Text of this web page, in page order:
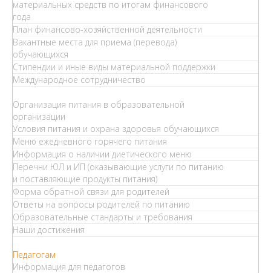
материальных средств по итогам финансового
года
План финансово-хозяйственной деятельности
Вакантные места для приема (перевода)
обучающихся
Стипендии и иные виды материальной поддержки
Международное сотрудничество
Организация питания в образовательной
организации
Условия питания и охрана здоровья обучающихся
Меню ежедневного горячего питания
Информация о наличии диетического меню
Перечни ЮЛ и ИП (оказывающие услуги по питанию
и поставляющие продукты питания)
Форма обратной связи для родителей
Ответы на вопросы родителей по питанию
Образовательные стандарты и требования
Наши достижения
Педагогам
Информация для педагогов